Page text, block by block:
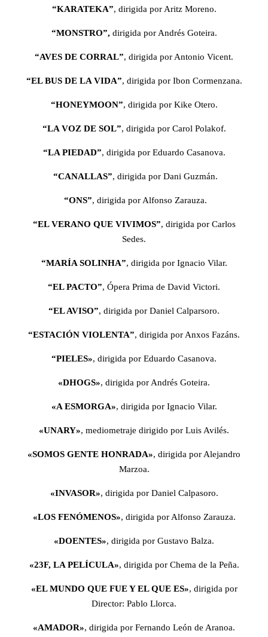
“KARATEKA”, dirigida por Aritz Moreno.
“MONSTRO”, dirigida por Andrés Goteira.
“AVES DE CORRAL”, dirigida por Antonio Vicent.
“EL BUS DE LA VIDA”, dirigida por Ibon Cormenzana.
“HONEYMOON”, dirigida por Kike Otero.
“LA VOZ DE SOL”, dirigida por Carol Polakof.
“LA PIEDAD”, dirigida por Eduardo Casanova.
“CANALLAS”, dirigida por Dani Guzmán.
“ONS”, dirigida por Alfonso Zarauza.
“EL VERANO QUE VIVIMOS”, dirigida por Carlos
Sedes.
“MARÍA SOLINHA”, dirigida por Ignacio Vilar.
“EL PACTO”, Ópera Prima de David Victori.
“EL AVISO”, dirigida por Daniel Calparsoro.
“ESTACIÓN VIOLENTA”, dirigida por Anxos Fazáns.
“PIELES», dirigida por Eduardo Casanova.
«DHOGS», dirigida por Andrés Goteira.
«A ESMORGA», dirigida por Ignacio Vilar.
«UNARY», mediometraje dirigido por Luis Avilés.
«SOMOS GENTE HONRADA», dirigida por Alejandro
Marzoa.
«INVASOR», dirigida por Daniel Calpasoro.
«LOS FENÓMENOS», dirigida por Alfonso Zarauza.
«DOENTES», dirigida por Gustavo Balza.
«23F, LA PELÍCULA», dirigida por Chema de la Peña.
«EL MUNDO QUE FUE Y EL QUE ES», dirigida por
Director: Pablo Llorca.
«AMADOR», dirigida por Fernando León de Aranoa.